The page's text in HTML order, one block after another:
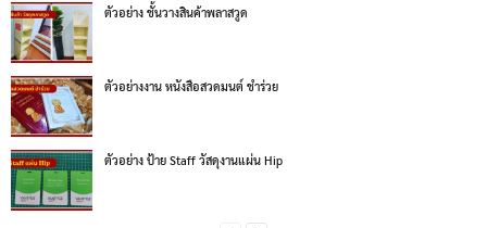
ตัวอย่าง ชั้นวางสินค้าพลาสวูด
ตัวอย่างงาน หนังสือสวดมนต์ ชำร่วย
ตัวอย่าง ป้าย Staff วัสดุงานแผ่น Hip